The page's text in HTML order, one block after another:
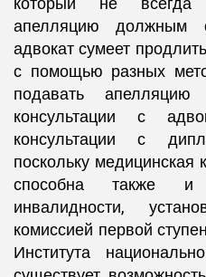
апелляцию должным
адвокат сумеет
с помощью разных
подавать апелляцию
консультации с
консультации с
поскольку
способна также и
инвалидности,
комиссией первой
Института